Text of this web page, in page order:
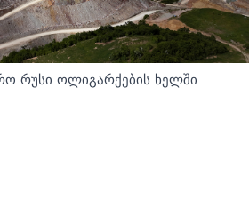
რუსი ოლიგარქების ხელში